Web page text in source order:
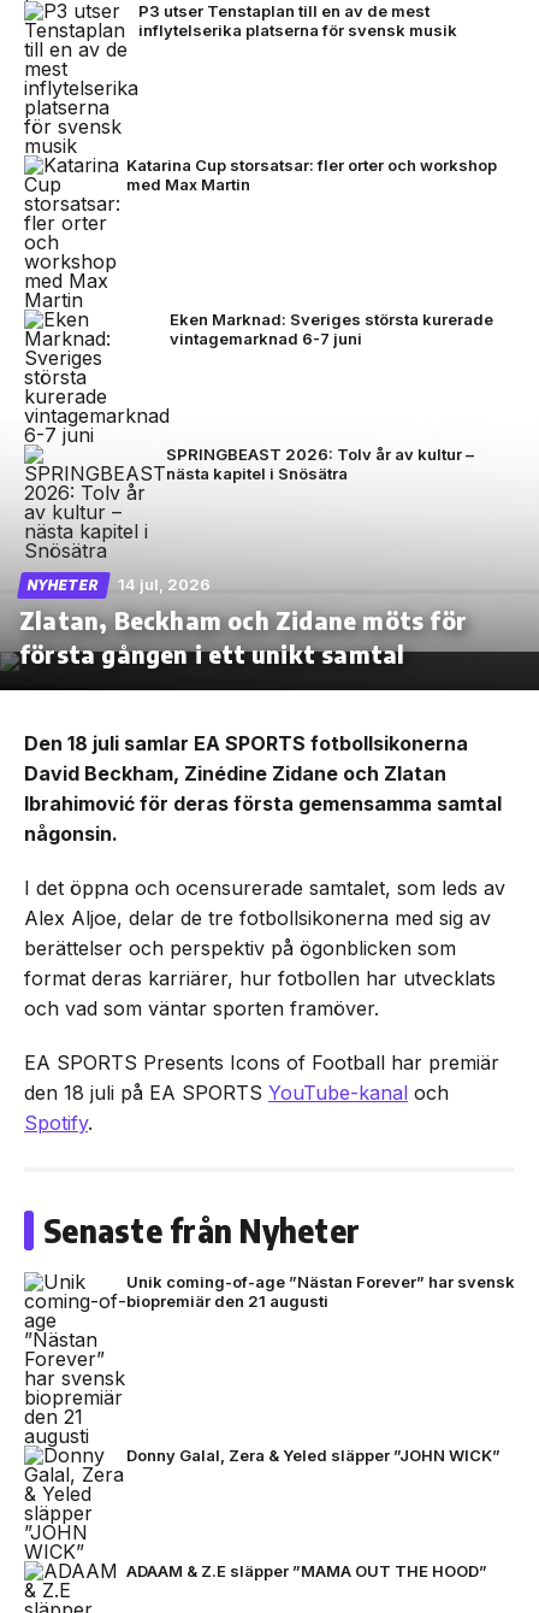
P3 utser Tenstaplan till en av de mest
inflytelserika platserna för svensk musik
Katarina Cup storsatsar: fler orter och workshop
med Max Martin
Eken Marknad: Sveriges största kurerade
vintagemarknad 6-7 juni
SPRINGBEAST 2026: Tolv år av kultur –
nästa kapitel i Snösätra
NYHETER 14 jul, 2026
Zlatan, Beckham och Zidane möts för
första gången i ett unikt samtal
Den 18 juli samlar EA SPORTS fotbollsikonerna
David Beckham, Zinédine Zidane och Zlatan
Ibrahimović för deras första gemensamma samtal
någonsin.
I det öppna och ocensurerade samtalet, som leds av
Alex Aljoe, delar de tre fotbollsikonerna med sig av
berättelser och perspektiv på ögonblicken som
format deras karriärer, hur fotbollen har utvecklats
och vad som väntar sporten framöver.
EA SPORTS Presents Icons of Football har premiär
den 18 juli på EA SPORTS YouTube-kanal och
Spotify.
Senaste från Nyheter
Unik coming-of-age ”Nästan Forever” har svensk
biopremiär den 21 augusti
Donny Galal, Zera & Yeled släpper ”JOHN WICK”
ADAAM & Z.E släpper ”MAMA OUT THE HOOD”